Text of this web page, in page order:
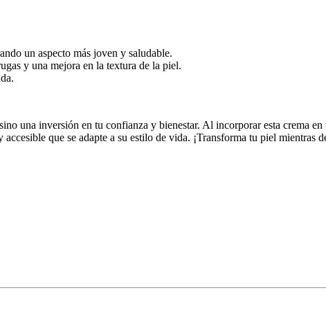
un aspecto más joven y saludable.
y una mejora en la textura de la piel.
inversión en tu confianza y bienestar. Al incorporar esta crema en
que se adapte a su estilo de vida. ¡Transforma tu piel mientras